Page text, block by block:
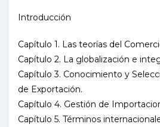
Introducción
Capítulo 1. Las teorías del
Capítulo 2. La globalización e
Capítulo 3. Conocimiento y
de Exportación.
Capítulo 4. Gestión de
Capítulo 5. Términos